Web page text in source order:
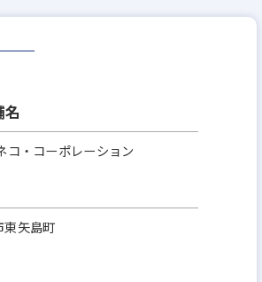
コ・コーポレーション
東矢島町